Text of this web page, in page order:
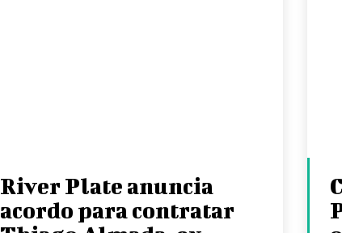
River Plate anuncia
acordo para contratar